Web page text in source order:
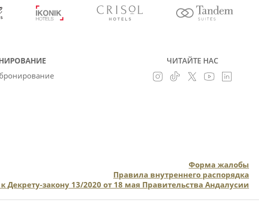
ЧИТАЙТЕ НАС
Форма жалобы
Правила внутреннего распорядка
закону 13/2020 от 18 мая Правительства Андалусии